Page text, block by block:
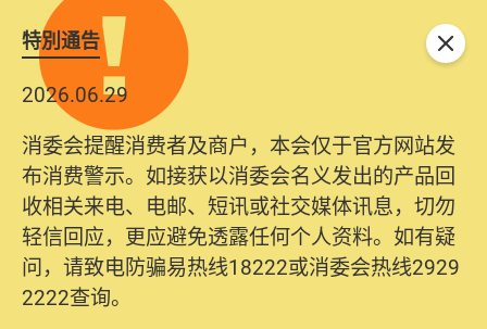
特別通告
2026.06.29
消委会提醒消费者及商户，本会仅于官方网站发
布消费警示。如接获以消委会名义发出的产品回
收相关来电、电邮、短讯或社交媒体讯息，切勿
轻信回应，更应避免透露任何个人资料。如有疑
问，请致电防骗易热线18222或消委会热线2929
2222查询。
关闭